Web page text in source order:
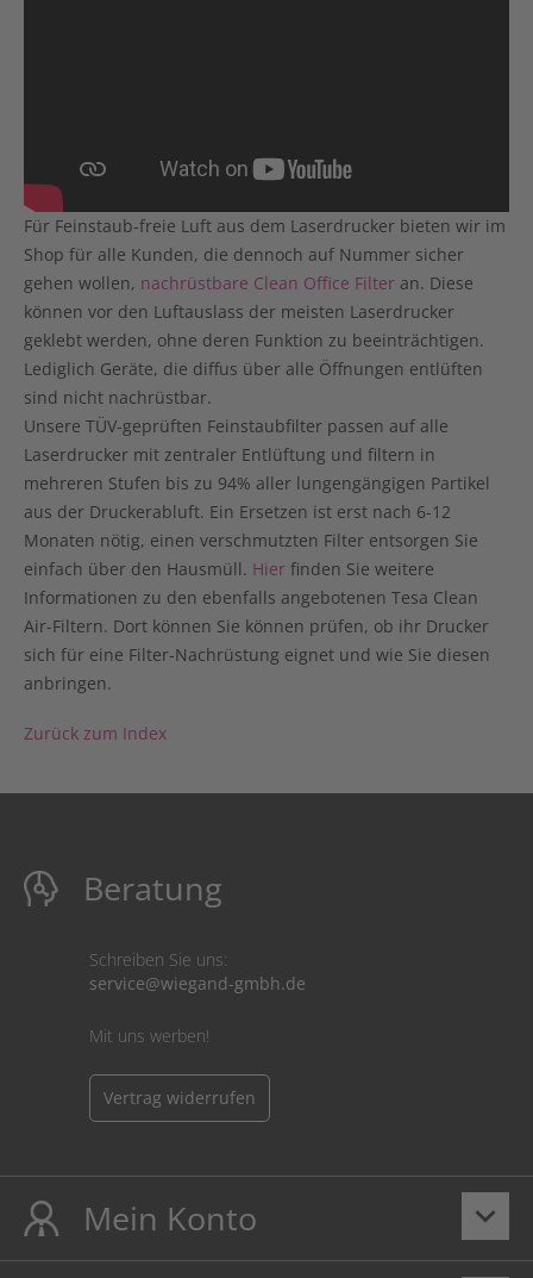
Für Feinstaub-freie Luft aus dem Laserdrucker bieten wir im
Shop für alle Kunden, die dennoch auf Nummer sicher
gehen wollen, nachrüstbare Clean Office Filter an. Diese
können vor den Luftauslass der meisten Laserdrucker
geklebt werden, ohne deren Funktion zu beeinträchtigen.
Lediglich Geräte, die diffus über alle Öffnungen entlüften
sind nicht nachrüstbar.
Unsere TÜV-geprüften Feinstaubfilter passen auf alle
Laserdrucker mit zentraler Entlüftung und filtern in
mehreren Stufen bis zu 94% aller lungengängigen Partikel
aus der Druckerabluft. Ein Ersetzen ist erst nach 6-12
Monaten nötig, einen verschmutzten Filter entsorgen Sie
einfach über den Hausmüll. Hier finden Sie weitere
Informationen zu den ebenfalls angebotenen Tesa Clean
Air-Filtern. Dort können Sie können prüfen, ob ihr Drucker
sich für eine Filter-Nachrüstung eignet und wie Sie diesen
anbringen.
Zurück zum Index
Beratung
Schreiben Sie uns:
service@wiegand-gmbh.de
Mit uns werben!
Vertrag widerrufen
keyboard_arrow_down
Mein Konto